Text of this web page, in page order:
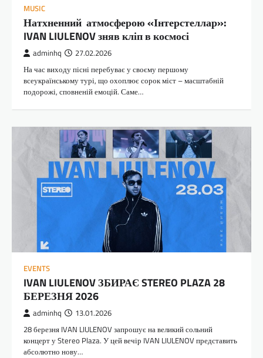
MUSIC
Натхненний атмосферою «Інтерстеллар»:
IVAN LIULENOV зняв кліп в космосі
adminhq 27.02.2026
На час виходу пісні перебуває у своєму першому
всеукраїнському турі, що охоплює сорок міст – масштабній
подорожі, сповненій емоцій. Саме…
EVENTS
IVAN LIULENOV ЗБИРАЄ STEREO PLAZA 28
БЕРЕЗНЯ 2026
adminhq 13.01.2026
28 березня IVAN LIULENOV запрошує на великий сольний
концерт у Stereo Plaza. У цей вечір IVAN LIULENOV представить
абсолютно нову…